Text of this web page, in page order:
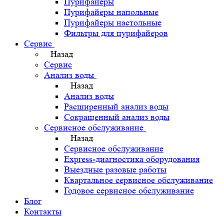
Пурифайеры напольные
Пурифайеры настольные
Фильтры для пурифайеров
Сервис
Назад
Сервис
Анализ воды
Назад
Анализ воды
Расширенный анализ воды
Сокращенный анализ воды
Сервисное обслуживание
Назад
Сервисное обслуживание
Express-диагностика оборудования
Выездные разовые работы
Квартальное сервисное обслуживание
Годовое сервисное обслуживание
Блог
Контакты